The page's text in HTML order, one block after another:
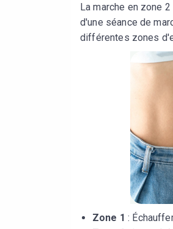
La marche en zone
d'une séance de
différentes zones
Zone 1 :